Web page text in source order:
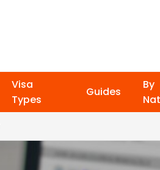
Visa
Types
Guides
By